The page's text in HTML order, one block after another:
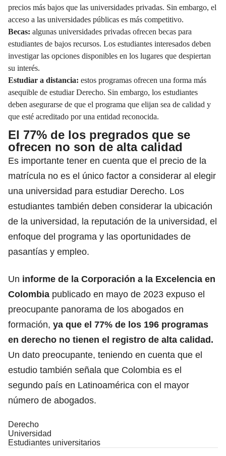
precios más bajos que las universidades privadas. Sin embargo, el
acceso a las universidades públicas es más competitivo.
Becas: algunas universidades privadas ofrecen becas para
estudiantes de bajos recursos. Los estudiantes interesados deben
investigar las opciones disponibles en los lugares que despiertan
su interés.
Estudiar a distancia: estos programas ofrecen una forma más
asequible de estudiar Derecho. Sin embargo, los estudiantes
deben asegurarse de que el programa que elijan sea de calidad y
que esté acreditado por una entidad reconocida.
El 77% de los pregrados que se
ofrecen no son de alta calidad
Es importante tener en cuenta que el precio de la
matrícula no es el único factor a considerar al elegir
una universidad para estudiar Derecho. Los
estudiantes también deben considerar la ubicación
de la universidad, la reputación de la universidad, el
enfoque del programa y las oportunidades de
pasantías y empleo.
Un informe de la Corporación a la Excelencia en
Colombia publicado en mayo de 2023 expuso el
preocupante panorama de los abogados en
formación, ya que el 77% de los 196 programas
en derecho no tienen el registro de alta calidad.
Un dato preocupante, teniendo en cuenta que el
estudio también señala que Colombia es el
segundo país en Latinoamérica con el mayor
número de abogados.
Derecho
Universidad
Estudiantes universitarios